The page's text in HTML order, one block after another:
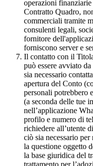
operazioni
Contratto Quadro,
commerciali tramite
consulenti legali,
fornitore
forniscono server e
Il contatto con il
può essere avviato
sia necessario
apertura del Conto
personali potrebbero
(a seconda delle tue
nell’applicazione
profilo e numero di
richiedere all’utente
ciò sia necessario
la questione oggetto
la base giuridica del
trattamento per